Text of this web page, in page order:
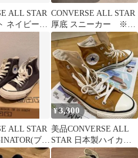
ALL STAR
ネイビー
CONVERSE ALL STAR
厚底 スニーカー ※ブ
ラウン
ALL STAR
ブラ
¥3,300
美品CONVERSE ALL
STAR 日本製ハイカッ
ト24.5cm